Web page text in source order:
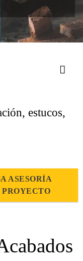
estucos,
ASESORÍA